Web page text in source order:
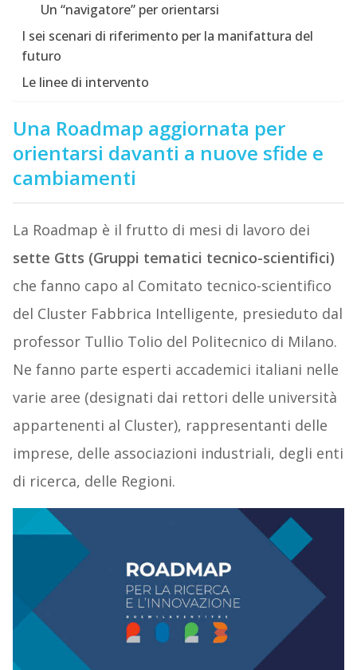
Un “navigatore” per orientarsi
I sei scenari di riferimento per la manifattura del
futuro
Le linee di intervento
Una Roadmap aggiornata per
orientarsi davanti a nuove sfide e
cambiamenti
La Roadmap è il frutto di mesi di lavoro dei
sette Gtts (Gruppi tematici tecnico-scientifici)
che fanno capo al Comitato tecnico-scientifico
del Cluster Fabbrica Intelligente, presieduto dal
professor Tullio Tolio del Politecnico di Milano.
Ne fanno parte esperti accademici italiani nelle
varie aree (designati dai rettori delle università
appartenenti al Cluster), rappresentanti delle
imprese, delle associazioni industriali, degli enti
di ricerca, delle Regioni.